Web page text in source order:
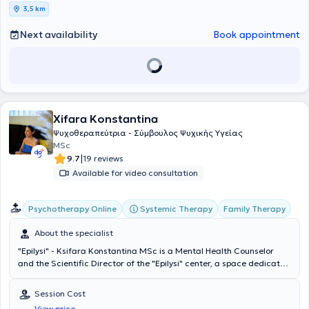
melanoma, vitiligo, urticaria, and trichotillomania. Finally, he works
with autoimmune diseases and Hypnobirthing – smooth childbirth
through deep relaxation.
3,5 km
Next availability Book appointment
Xifara Konstantina
Ψυχοθεραπεύτρια - Σύμβουλος Ψυχικής Υγείας
MSc
9.7|19 reviews
Available for video consultation
Psychotherapy Online Systemic Therapy Family Therapy
About the specialist
"Epilysi" - Ksifara Konstantina MSc is a Mental Health Counselor
and the Scientific Director of the "Epilysi" center, a space dedicated
the American College of Greece and holds a master's degree in
Health Psychology from the University of Bath, UK. She is a well-
Session Cost